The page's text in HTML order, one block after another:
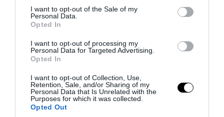
consent section.
I want to opt-out of the Sale of my
Personal Data.
Opted In
I want to opt-out of processing my
Personal Data for Targeted Advertising.
Opted In
I want to opt-out of Collection, Use,
Retention, Sale, and/or Sharing of my
Personal Data that Is Unrelated with the
Purposes for which it was collected.
Opted Out